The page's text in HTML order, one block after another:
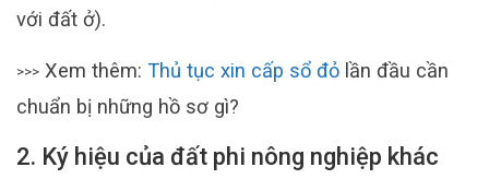
với đất ở).
>>> Xem thêm: Thủ tục xin cấp sổ đỏ lần đầu cần
chuẩn bị những hồ sơ gì?
2. Ký hiệu của đất phi nông nghiệp khác